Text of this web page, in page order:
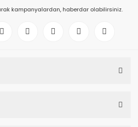
kampanyalardan, haberdar olabilirsiniz.